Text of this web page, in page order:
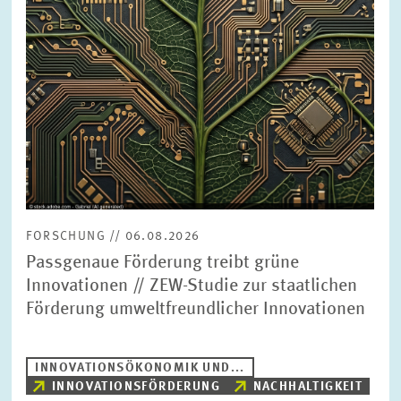
BILDMATERIAL
ZEW IN DEN MEDIEN
MEHR ZUM ZEW
JAHRESBERICHT
FORSCHUNG // 06.08.2026
Passgenaue Förderung treibt grüne
Innovationen // ZEW-Studie zur staatlichen
Förderung umweltfreundlicher Innovationen
INNOVATIONSÖKONOMIK UND...
INNOVATIONSFÖRDERUNG
NACHHALTIGKEIT